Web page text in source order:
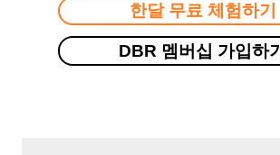
한달 무료 체험하기
DBR 멤버십 가입하기